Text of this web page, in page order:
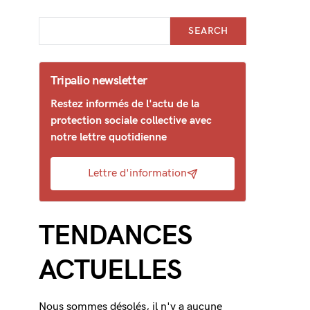
SEARCH
Tripalio newsletter
Restez informés de l'actu de la
protection sociale collective avec
notre lettre quotidienne
Lettre d'information
TENDANCES
ACTUELLES
Nous sommes désolés, il n'y a aucune